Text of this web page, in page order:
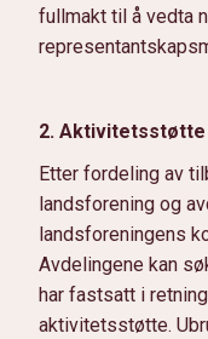
fullmakt til å vedta
2. Aktivitetsstøtte
Etter fordeling av
landsforening og
landsforeningens
Avdelingene kan
har fastsatt i
aktivitetsstøtte.